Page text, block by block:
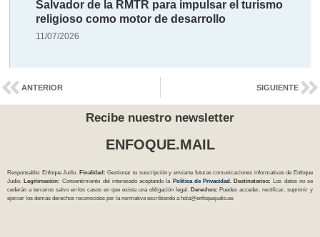
Salvador de la RMTR para impulsar el turismo
religioso como motor de desarrollo
11/07/2026
ANTERIOR SIGUIENTE
Recibe nuestro newsletter
ENFOQUE.MAIL
Responsable: Enfoque Judío. Finalidad: Gestionar tu suscripción y enviarte futuras comunicaciones informativas de Enfoque
Judío. Legitimación: Consentimiento del interesado aceptando la Política de Privacidad . Destinatarios: Los datos no se
cederán a terceros salvo en los casos en que exista una obligación legal. Derechos: Puedes acceder, rectificar, suprimir y
ejercer los demás derechos reconocidos por la normativa escribiendo a hola@enfoquejudio.es